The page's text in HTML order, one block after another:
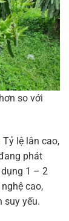
so với
Tỷ lệ lân cao,
phát
1 – 2
cao,
suy yếu.